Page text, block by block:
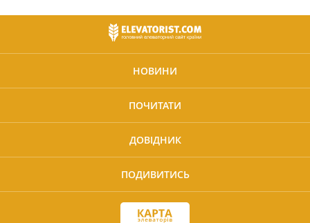
НОВИНИ
ПОЧИТАТИ
ДОВІДНИК
ПОДИВИТИСЬ